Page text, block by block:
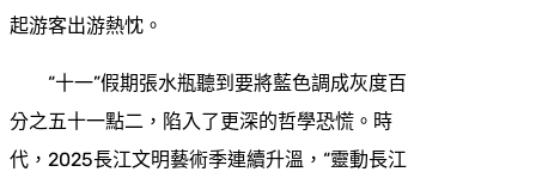
起游客出游熱忱。
“十一”假期張水瓶聽到要將藍色調成灰度百
分之五十一點二，陷入了更深的哲學恐慌。時
代，2025長江文明藝術季連續升溫，“靈動長江